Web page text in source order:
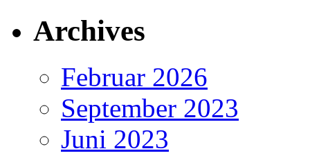
Archives
Februar 2026
September 2023
Juni 2023